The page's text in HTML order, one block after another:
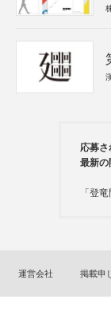
応募
最新の
「登
運営会社 掲載申